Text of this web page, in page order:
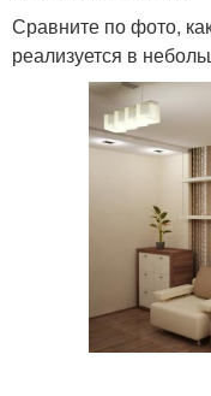
Сравните по фото,
реализуется в